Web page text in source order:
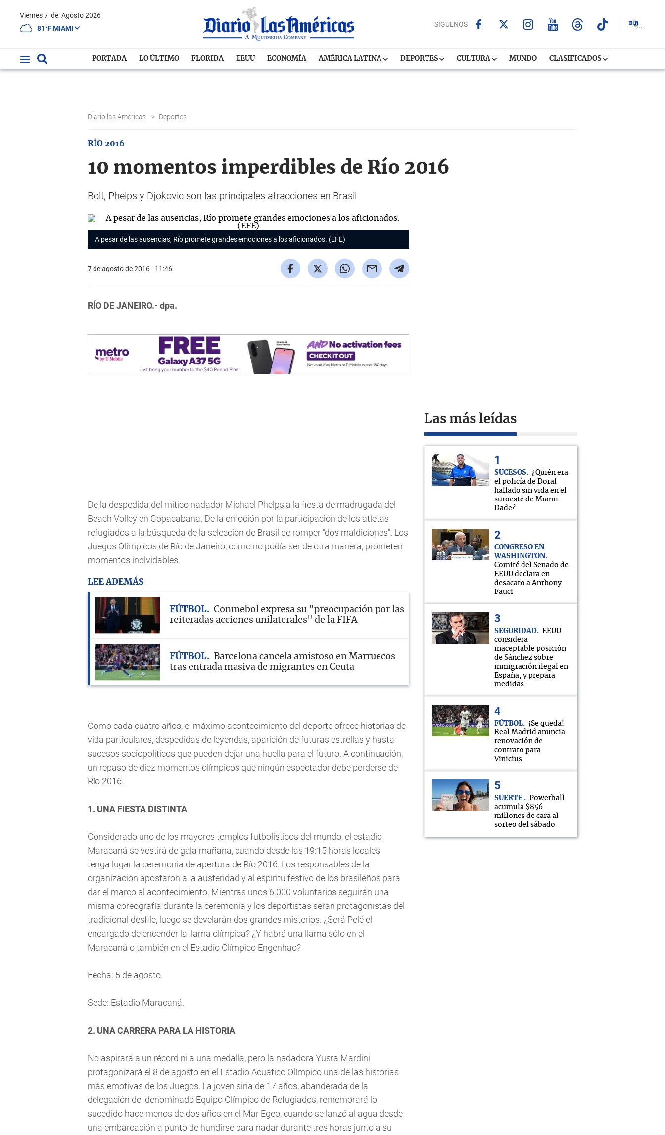
Viernes 7 de Agosto 2026
81°F MIAMI
SIGUENOS
PORTADA LO ÚLTIMO FLORIDA EEUU ECONOMÍA AMÉRICA LATINA DEPORTES CULTURA MUNDO CLASIFICADOS
Diario las Américas > Deportes
RÍO 2016
10 momentos imperdibles de Río 2016
Bolt, Phelps y Djokovic son las principales atracciones en Brasil
A pesar de las ausencias, Río promete grandes emociones a los aficionados. (EFE)
7 de agosto de 2016 - 11:46
RÍO DE JANEIRO.- dpa.
De la despedida del mítico nadador Michael Phelps a la fiesta de madrugada del
Beach Volley en Copacabana. De la emoción por la participación de los atletas
refugiados a la búsqueda de la selección de Brasil de romper "dos maldiciones". Los
Juegos Olímpicos de Río de Janeiro, como no podía ser de otra manera, prometen
momentos inolvidables.
LEE ADEMÁS
FÚTBOL
Conmebol expresa su "preocupación por las
reiteradas acciones unilaterales" de la FIFA
FÚTBOL
Barcelona cancela amistoso en Marruecos
tras entrada masiva de migrantes en Ceuta
Como cada cuatro años, el máximo acontecimiento del deporte ofrece historias de
vida particulares, despedidas de leyendas, aparición de futuras estrellas y hasta
sucesos sociopolíticos que pueden dejar una huella para el futuro. A continuación,
un repaso de diez momentos olímpicos que ningún espectador debe perderse de
Río 2016.
1. UNA FIESTA DISTINTA
Considerado uno de los mayores templos futbolísticos del mundo, el estadio
Maracaná se vestirá de gala mañana, cuando desde las 19:15 horas locales
tenga lugar la ceremonia de apertura de Río 2016. Los responsables de la
organización apostaron a la austeridad y al espíritu festivo de los brasileños para
dar el marco al acontecimiento. Mientras unos 6.000 voluntarios seguirán una
misma coreografía durante la ceremonia y los deportistas serán protagonistas del
tradicional desfile, luego se develarán dos grandes misterios. ¿Será Pelé el
encargado de encender la llama olímpica? ¿Y habrá una llama sólo en el
Maracaná o también en el Estadio Olímpico Engenhao?
Fecha: 5 de agosto.
Sede: Estadio Maracaná.
2. UNA CARRERA PARA LA HISTORIA
No aspirará a un récord ni a una medalla, pero la nadadora Yusra Mardini
protagonizará el 8 de agosto en el Estadio Acuático Olímpico una de las historias
más emotivas de los Juegos. La joven siria de 17 años, abanderada de la
delegación del denominado Equipo Olímpico de Refugiados, rememorará lo
sucedido hace menos de dos años en el Mar Egeo, cuando se lanzó al agua desde
una embarcación a punto de hundirse para nadar durante tres horas junto a su
Las más leídas
SUCESOS
¿Quién era
el policía de Doral
hallado sin vida en el
suroeste de Miami-
Dade?
CONGRESO EN
WASHINGTON
Comité del Senado de
EEUU declara en
desacato a Anthony
Fauci
SEGURIDAD
EEUU
considera
inaceptable posición
de Sánchez sobre
inmigración ilegal en
España, y prepara
medidas
FÚTBOL
¡Se queda!
Real Madrid anuncia
renovación de
contrato para
Vinicius
SUERTE
Powerball
acumula $856
millones de cara al
sorteo del sábado